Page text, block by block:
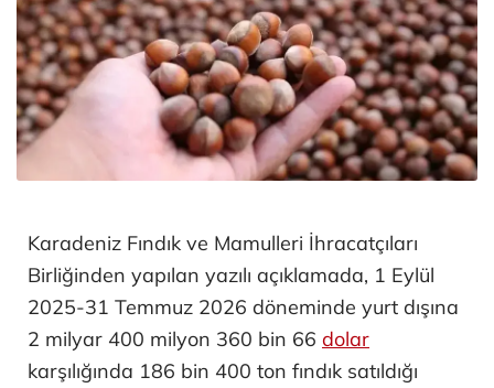
Karadeniz Fındık ve Mamulleri İhracatçıları
Birliğinden yapılan yazılı açıklamada, 1 Eylül
2025-31 Temmuz 2026 döneminde yurt dışına
2 milyar 400 milyon 360 bin 66 dolar
karşılığında 186 bin 400 ton fındık satıldığı